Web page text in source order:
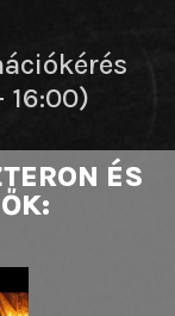
ÉS
16:00)